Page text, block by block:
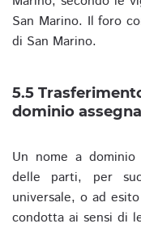
San Marino. Il foro
di San Marino.
5.5
dominio
Un nome a
delle parti, per
universale, o ad
condotta ai sensi di